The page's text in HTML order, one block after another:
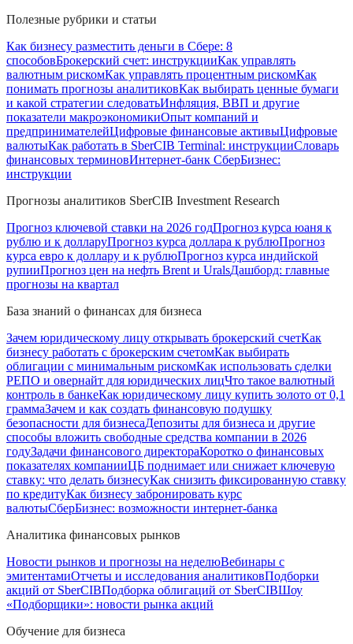
Полезные рубрики и статьи
Как бизнесу разместить деньги в Сбере: 8
способовБрокерский счет: инструкцииКак управлять
валютным рискомКак управлять процентным рискомКак
понимать прогнозы аналитиковКак выбирать ценные бумаги
и какой стратегии следоватьИнфляция, ВВП и другие
показатели макроэкономикиОпыт компаний и
предпринимателейЦифровые финансовые активыЦифровые
валютыКак работать в SberCIB Terminal: инструкцииСловарь
финансовых терминовИнтернет-банк СберБизнес:
инструкции
Прогнозы аналитиков SberCIB Investment Research
Прогноз ключевой ставки на 2026 годПрогноз курса юаня к
рублю и к долларуПрогноз курса доллара к рублюПрогноз
курса евро к доллару и к рублюПрогноз курса индийской
рупииПрогноз цен на нефть Brent и UralsДашборд: главные
прогнозы на квартал
База знаний о финансах для бизнеса
Зачем юридическому лицу открывать брокерский счетКак
бизнесу работать с брокерским счетомКак выбирать
облигации с минимальным рискомКак использовать сделки
РЕПО и овернайт для юридических лицЧто такое валютный
контроль в банкеКак юридическому лицу купить золото от 0,1
граммаЗачем и как создать финансовую подушку
безопасности для бизнесаДепозиты для бизнеса и другие
способы вложить свободные средства компании в 2026
годуЗадачи финансового директораКоротко о финансовых
показателях компанииЦБ поднимает или снижает ключевую
ставку: что делать бизнесуКак снизить фиксированную ставку
по кредитуКак бизнесу забронировать курс
валютыСберБизнес: возможности интернет-банка
Аналитика финансовых рынков
Новости рынков и прогнозы на неделюВебинары с
эмитентамиОтчеты и исследования аналитиковПодборки
акций от SberCIBПодборка облигаций от SberCIBШоу
«Подборщики»: новости рынка акций
Обучение для бизнеса